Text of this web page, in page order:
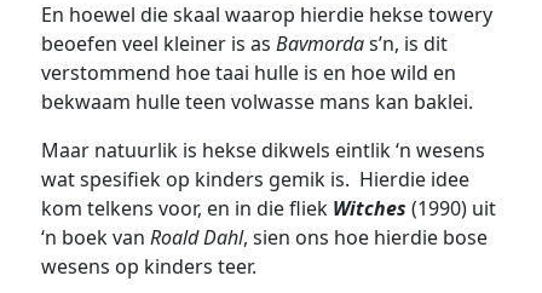
En hoewel die skaal waarop hierdie hekse towery
beoefen veel kleiner is asBavmordas’n, is dit
verstommend hoe taai hulle is en hoe wild en
bekwaam hulle teen volwasse mans kan baklei.
Maar natuurlik is hekse dikwels eintlik ‘n wesens
wat spesifiek op kinders gemik is. Hierdie idee
kom telkens voor, en in die fliek Witches (1990) uit
‘n boek vanRoald Dahl, sien ons hoe hierdie bose
wesens op kinders teer.